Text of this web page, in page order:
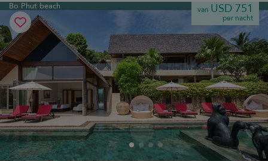
Bo Phut beach van USD 751
per nacht